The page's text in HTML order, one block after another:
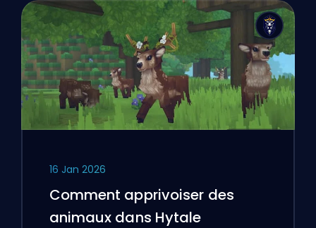
16 Jan 2026
Comment apprivoiser des
animaux dans Hytale